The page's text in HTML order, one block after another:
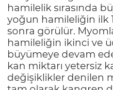
hamilelik sırasında
yoğun hamileliğin ilk
sonra görülür.
hamileliğin ikinci ve
büyümeye devam
kan miktarı yetersiz
değişiklikler denilen